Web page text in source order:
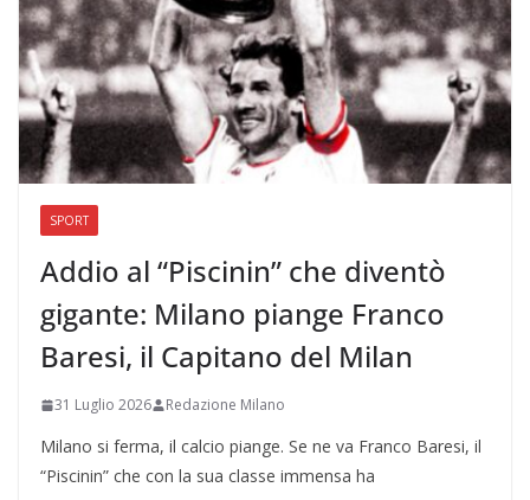
SPORT
Addio al “Piscinin” che diventò
gigante: Milano piange Franco
Baresi, il Capitano del Milan
31 Luglio 2026 Redazione Milano
Milano si ferma, il calcio piange. Se ne va Franco Baresi, il
“Piscinin” che con la sua classe immensa ha